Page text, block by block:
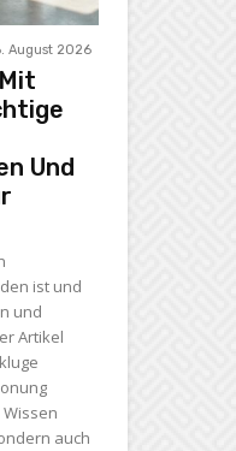
August 2026
Und
ist und
und
Artikel
auch